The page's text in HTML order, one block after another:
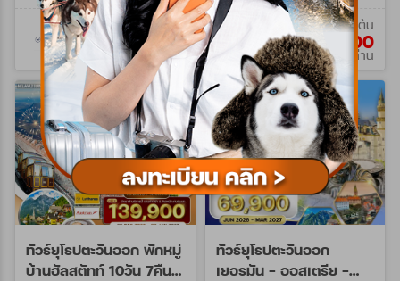
เริ่มต้น
129,900
บาท/ท่าน
เริ่มต้น
114,900
บาท/ท่าน
ทัวร์ยุโรปตะวันออก พักหมู่
บ้านฮัลสตัทท์ 10วัน 7คืน
ทัวร์ยุโรปตะวันออก
เยอรมัน - ออสเตรีย -